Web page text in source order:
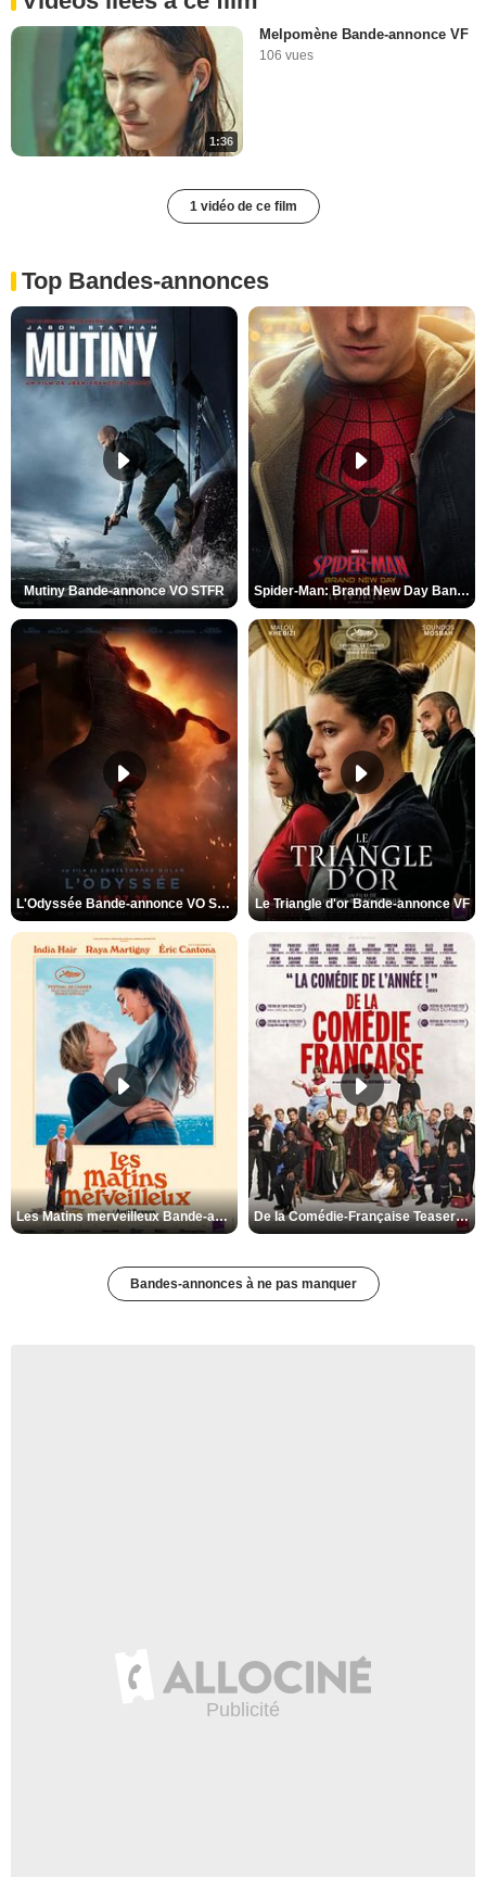
1:36
Melpomène Bande-annonce VF
106 vues
1 vidéo de ce film
Top Bandes-annonces
Mutiny Bande-annonce VO STFR Spider-Man: Brand New Day Bande-annonce VO STFR
L'Odyssée Bande-annonce VO STFR Le Triangle d'or Bande-annonce VF
Les Matins merveilleux Bande-annonce VF De la Comédie-Française Teaser VF
Bandes-annonces à ne pas manquer